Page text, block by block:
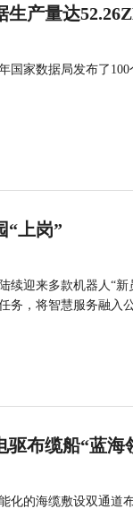
生产量达
国家数据局发布了
“上岗”
续迎来多款机器人“
务，将智慧服务融入公
驱布缆船“蓝海
化的海缆敷设双通道